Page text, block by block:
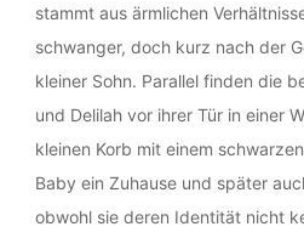
stammt aus ärmlichen
schwanger, doch kurz nach der
kleiner Sohn. Parallel finden die
und Delilah vor ihrer Tür in einer
kleinen Korb mit einem
Baby ein Zuhause und später
obwohl sie deren Identität nicht